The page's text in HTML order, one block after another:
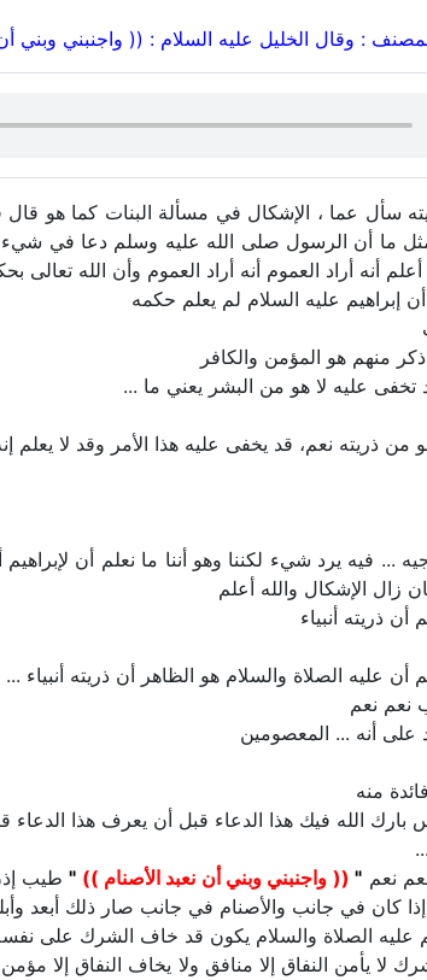
: وقال الخليل عليه السلام : (( واجنبني وبني أن
سأل عما ، الإشكال في مسألة البنات كما هو قال
مثل ما أن الرسول صلى الله عليه وسلم دعا في
أعلم أنه أراد العموم أنه أراد العموم وأن الله
إبراهيم عليه السلام لم يعلم حكمه
منهم هو المؤمن والكافر
تخفى عليه لا هو من البشر يعني ما ...
من ذريته نعم، قد يخفى عليه هذا الأمر وقد لا يعلم
... فيه يرد شيء لكننا وهو أننا ما نعلم أن
زال الإشكال والله أعلم
ذريته أنبياء
عليه الصلاة والسلام هو الظاهر أن ذريته أنبياء ...
نعم نعم
على أنه ... المعصومين
منه
بارك الله فيك هذا الدعاء قبل أن يعرف هذا
نعم " (( واجنبني وبني أن نعبد الأصنام )) "طيب إذن
إذا كان في جانب والأصنام في جانب صار ذلك أبعد
عليه الصلاة والسلام يكون قد خاف الشرك على
لا يأمن النفاق إلا منافق ولا يخاف النفاق إلا